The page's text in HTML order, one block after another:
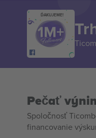
ĎAKUJEME!
Pečať
Spoločnosť
financovanie